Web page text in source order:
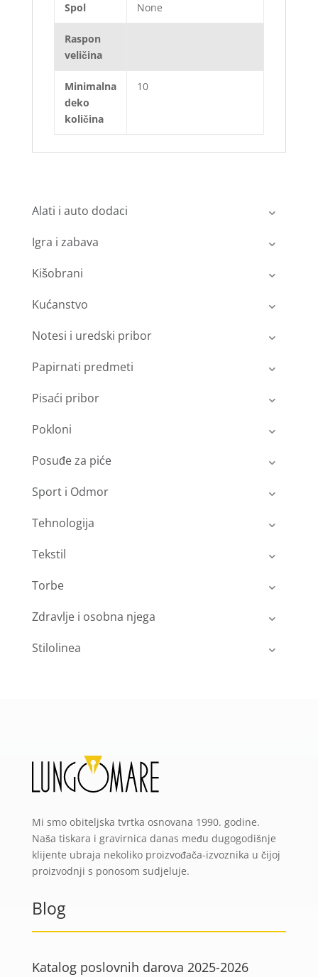
Spol None
Raspon
veličina
Minimalna
deko
količina
10
Alati i auto dodaci
Igra i zabava
Kišobrani
Kućanstvo
Notesi i uredski pribor
Papirnati predmeti
Pisaći pribor
Pokloni
Posuđe za piće
Sport i Odmor
Tehnologija
Tekstil
Torbe
Zdravlje i osobna njega
Stilolinea
Mi smo obiteljska tvrtka osnovana 1990. godine.
Naša tiskara i gravirnica danas među dugogodišnje
klijente ubraja nekoliko proizvođača-izvoznika u čijoj
proizvodnji s ponosom sudjeluje.
Blog
Katalog poslovnih darova 2025-2026